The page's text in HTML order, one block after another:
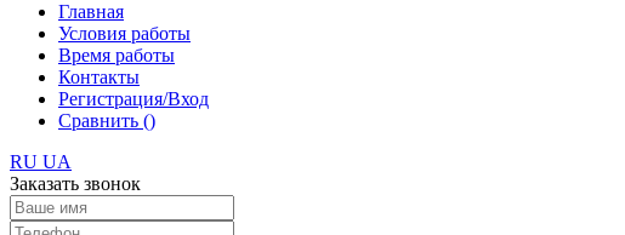
Главная
Условия работы
Время работы
Контакты
Регистрация/Вход
Сравнить ()
RU UA
Заказать звонок